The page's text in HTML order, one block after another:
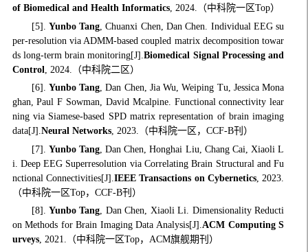
of Biomedical and Health Informatics, 2024.（中科院一区Top）
[5]. Yunbo Tang , Chuanxi Chen, Dan Chen. Individual EEG su
per-resolution via ADMM-based coupled matrix decomposition towar
ds long-term brain monitoring[J].Biomedical Signal Processing and
Control , 2024.（中科院二区）
[6]. Yunbo Tang, Dan Chen, Jia Wu, Weiping Tu, Jessica Mona
ghan, Paul F Sowman, David Mcalpine. Functional connectivity lear
ning via Siamese-based SPD matrix representation of brain imaging
data[J].Neural Networks, 2023.（中科院一区，CCF-B刊）
[7]. Yunbo Tang, Dan Chen, Honghai Liu, Chang Cai, Xiaoli L
i. Deep EEG Superresolution via Correlating Brain Structural and Fu
nctional Connectivities[J]. IEEE Transactions on Cybernetics, 2023.
（中科院一区Top，CCF-B刊）
[8].Yunbo Tang, Dan Chen, Xiaoli Li. Dimensionality Reducti
on Methods for Brain Imaging Data Analysis[J].ACM Computing S
urveys, 2021.（中科院一区Top，ACM旗舰期刊）